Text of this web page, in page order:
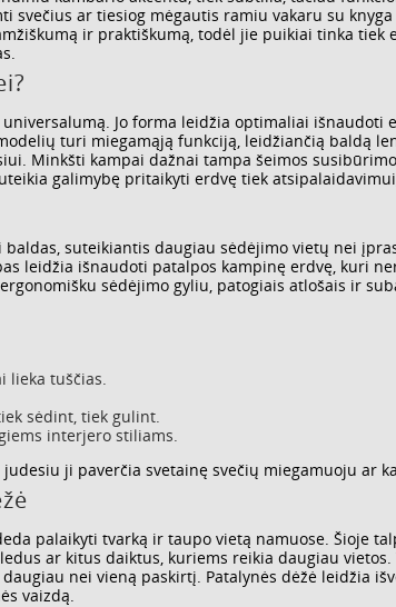
ar tiesiog mėgautis ramiu vakaru su knyga
ir praktiškumą, todėl jie puikiai tinka tiek
Jo forma leidžia optimaliai išnaudoti
turi miegamąją funkciją, leidžiančią baldą
Minkšti kampai dažnai tampa šeimos
galimybę pritaikyti erdvę tiek
suteikiantis daugiau sėdėjimo vietų nei
leidžia išnaudoti patalpos kampinę erdvę, kuri
sėdėjimo gyliu, patogiais atlošais ir
lieka tuščias.
sėdint, tiek gulint.
interjero stiliams.
ji paverčia svetainę svečių miegamuoju ar
palaikyti tvarką ir taupo vietą namuose. Šioje
ar kitus daiktus, kuriems reikia daugiau vietos.
nei vieną paskirtį. Patalynės dėžė leidžia
vaizdą.